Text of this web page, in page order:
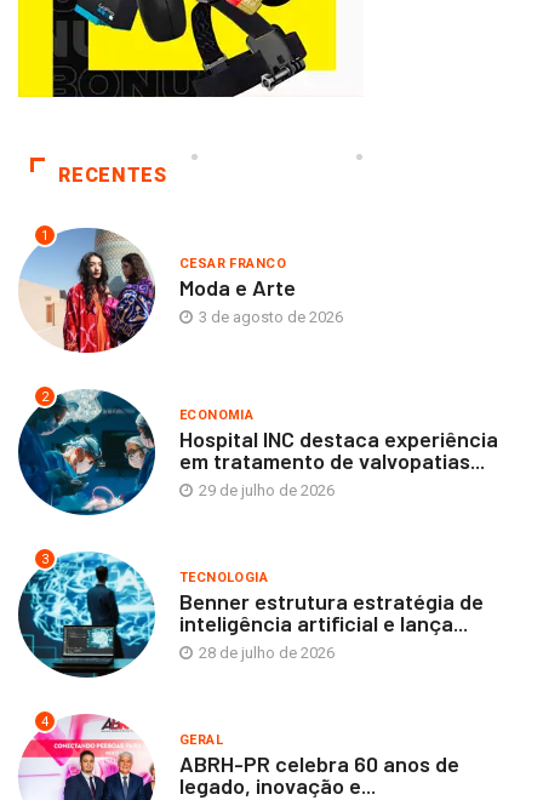
RECENTES
1
CESAR FRANCO
Moda e Arte
3 de agosto de 2026
2
ECONOMIA
Hospital INC destaca experiência
em tratamento de valvopatias...
29 de julho de 2026
3
TECNOLOGIA
Benner estrutura estratégia de
inteligência artificial e lança...
28 de julho de 2026
4
GERAL
ABRH-PR celebra 60 anos de
legado, inovação e...